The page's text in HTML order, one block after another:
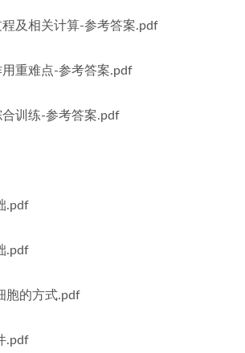
及相关计算-参考答案.pdf
重难点-参考答案.pdf
训练-参考答案.pdf
.pdf
.pdf
胞的方式.pdf
.pdf